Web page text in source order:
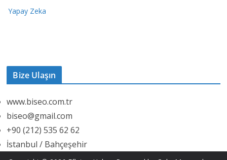
Yapay Zeka
Bize Ulaşın
www.biseo.com.tr
biseo@gmail.com
+90 (212) 535 62 62
İstanbul / Bahçeşehir